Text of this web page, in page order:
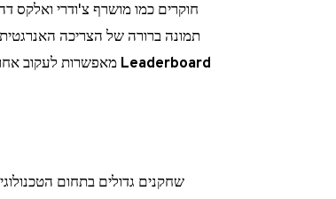
חוקרים כמו מושרף צ'ודרי ואלקס
תמונה ברורה של הצריכה
Leaderboard מאפשרות לעקוב
שחקנים גדולים בתחום